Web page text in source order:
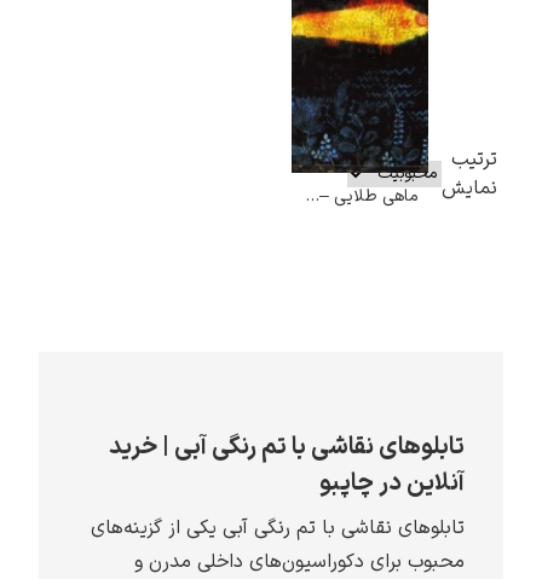
ترتیب
نمایش
ماهی طلایی – پل کله
تابلوهای نقاشی با تم رنگی آبی | خرید
آنلاین در چاپبو
تابلوهای نقاشی با تم رنگی آبی یکی از گزینه‌های
محبوب برای دکوراسیون‌های داخلی مدرن و